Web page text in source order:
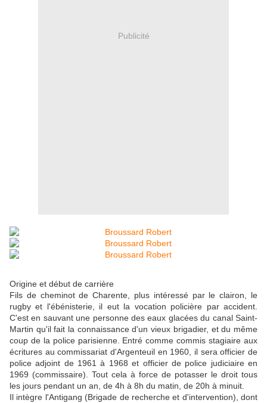
Publicité
Origine et début de carrière
Fils de cheminot de Charente, plus intéressé par le clairon, le
rugby et l'ébénisterie, il eut la vocation policière par accident.
C'est en sauvant une personne des eaux glacées du canal Saint-
Martin qu'il fait la connaissance d'un vieux brigadier, et du même
coup de la police parisienne. Entré comme commis stagiaire aux
écritures au commissariat d'Argenteuil en 1960, il sera officier de
police adjoint de 1961 à 1968 et officier de police judiciaire en
1969 (commissaire). Tout cela à force de potasser le droit tous
les jours pendant un an, de 4h à 8h du matin, de 20h à minuit.
Il intègre l'Antigang (Brigade de recherche et d'intervention), dont